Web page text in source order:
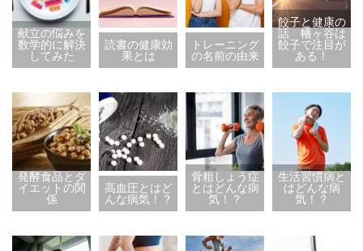
献立の悩みを
数学的に解決
してみた
読書の健康効
果とは
トレーニング
の名前の由来
餃子と健康の
話 幡ヶ谷は
餃子で注目が
ある！
発酵食品とダ
イエットの関
係
高血圧とはど
んな病気！？
骨粗しょう症
とはどんな病
気！？
生活習慣病と
はどんな病
気！？